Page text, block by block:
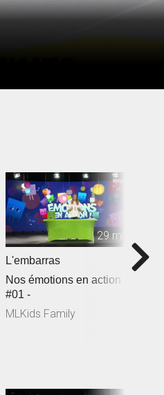
29 min
L'embarras
Nos émotions en action
#01 -
MLKids Family